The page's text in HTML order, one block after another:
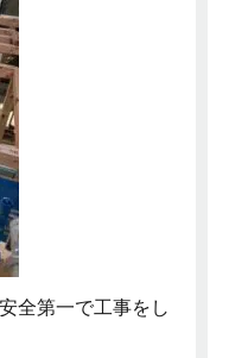
全第一で工事をし